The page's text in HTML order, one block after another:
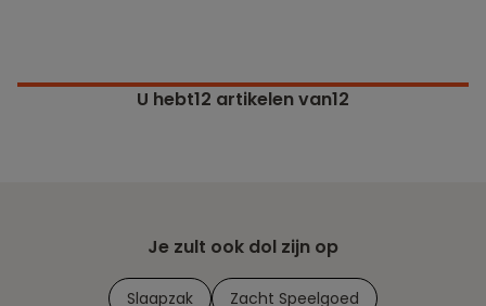
U hebt12 artikelen van12
Je zult ook dol zijn op
Slaapzak
Zacht Speelgoed